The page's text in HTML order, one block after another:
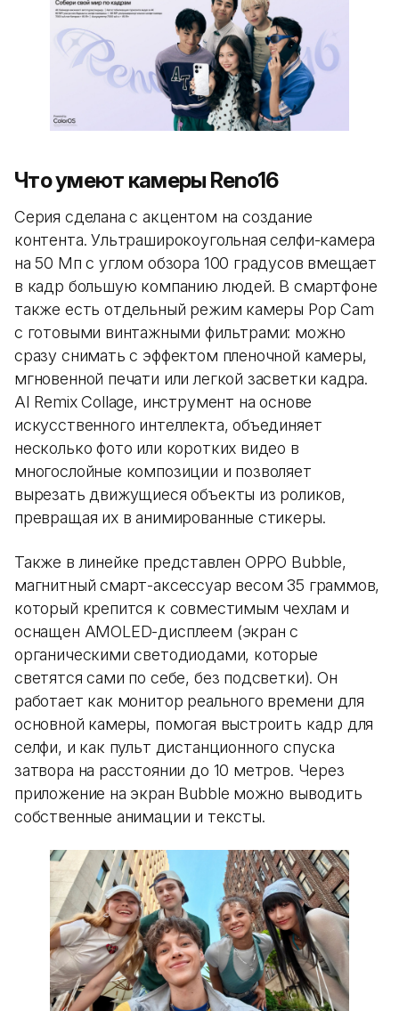
Что умеют камеры Reno16
Серия сделана с акцентом на создание
контента. Ультраширокоугольная селфи-камера
на 50 Мп с углом обзора 100 градусов вмещает
в кадр большую компанию людей. В смартфоне
также есть отдельный режим камеры Pop Cam
с готовыми винтажными фильтрами: можно
сразу снимать с эффектом пленочной камеры,
мгновенной печати или легкой засветки кадра.
AI Remix Collage, инструмент на основе
искусственного интеллекта, объединяет
несколько фото или коротких видео в
многослойные композиции и позволяет
вырезать движущиеся объекты из роликов,
превращая их в анимированные стикеры.
Также в линейке представлен OPPO Bubble,
магнитный смарт-аксессуар весом 35 граммов,
который крепится к совместимым чехлам и
оснащен AMOLED-дисплеем (экран с
органическими светодиодами, которые
светятся сами по себе, без подсветки). Он
работает как монитор реального времени для
основной камеры, помогая выстроить кадр для
селфи, и как пульт дистанционного спуска
затвора на расстоянии до 10 метров. Через
приложение на экран Bubble можно выводить
собственные анимации и тексты.